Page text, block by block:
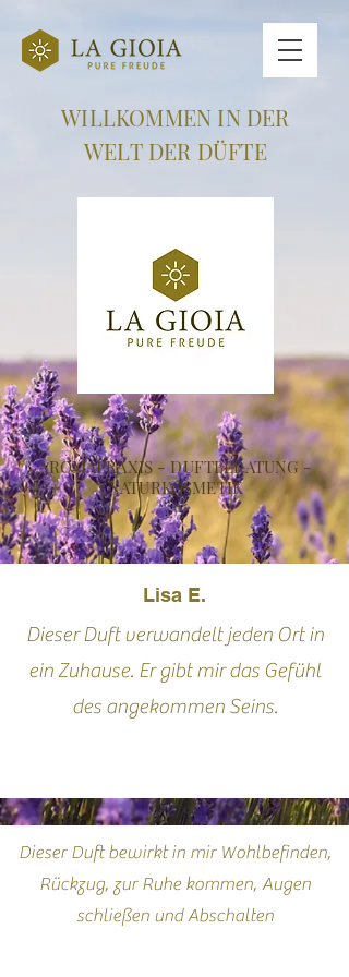
WILLKOMMEN IN DER
WELT DER DÜFTE
AROMAPRAXIS - DUFTBERATUNG -
NATURKOSMETIK
Lisa E.
Dieser Duft verwandelt jeden Ort in
ein Zuhause. Er gibt mir das Gefühl
des angekommen Seins.
Dieser Duft bewirkt in mir Wohlbefinden,
Rückzug, zur Ruhe kommen, Augen
schließen und Abschalten